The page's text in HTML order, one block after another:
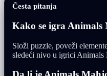
Česta pitanja
Kako se igra Animals
Složi puzzle, poveži
sledeći nivo u igrici Animals